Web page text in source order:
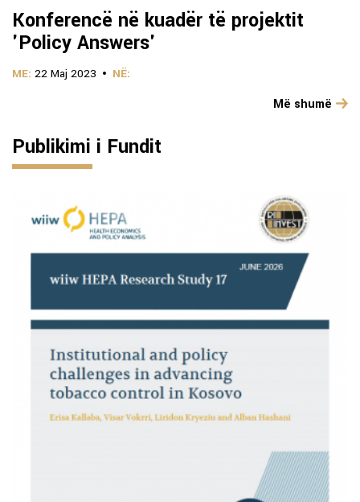
Konferencë në kuadër të projektit
'Policy Answers'
ME: 22 Maj 2023 NË:
Më shumë
Publikimi i Fundit